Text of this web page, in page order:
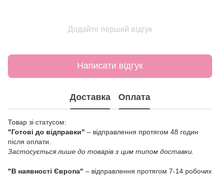
Додайте перший відгук
Написати відгук
Доставка Оплата
Товар зі статусом:
"Готові до відправки" – відправлення протягом 48 годин
після оплати.
Застосується лише до товарів з цим типом доставки.
"В наявності Європа" – відправлення протягом 7-14 робочих